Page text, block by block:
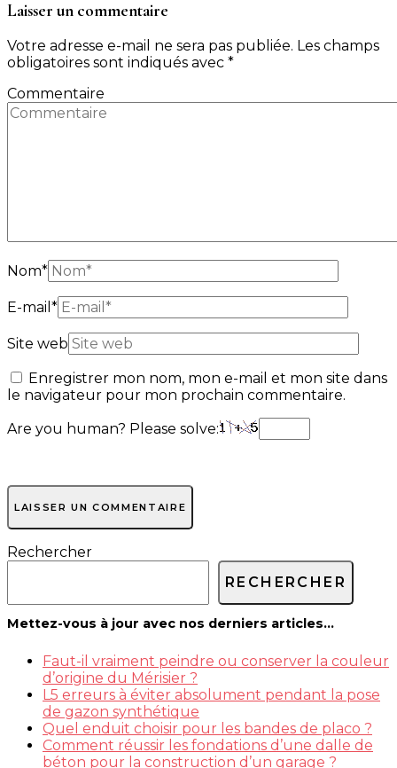
Laisser un commentaire
Votre adresse e-mail ne sera pas publiée. Les champs
obligatoires sont indiqués avec *
Commentaire
Nom*
E-mail *
Site web
Enregistrer mon nom, mon e-mail et mon site dans
le navigateur pour mon prochain commentaire.
Are you human? Please solve:
Rechercher
RECHERCHER
Mettez-vous à jour avec nos derniers articles…
Faut-il vraiment peindre ou conserver la couleur
d’origine du Mérisier ?
L5 erreurs à éviter absolument pendant la pose
de gazon synthétique
Quel enduit choisir pour les bandes de placo ?
Comment réussir les fondations d’une dalle de
béton pour la construction d’un garage ?